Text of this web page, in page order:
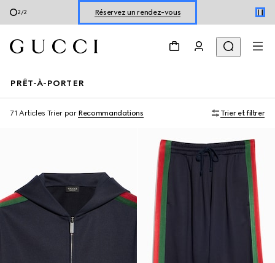
1/2 Découvrir les chaussures pour l’été
PRÊT-À-PORTER
71 Articles Trier par Recommandations Trier et filtrer